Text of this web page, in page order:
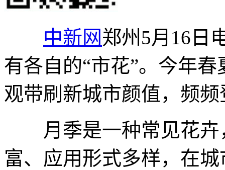
中新网郑州5月16日
有各自的“市花”。今年
观带刷新城市颜值，频
月季是一种常见花卉
富、应用形式多样，在